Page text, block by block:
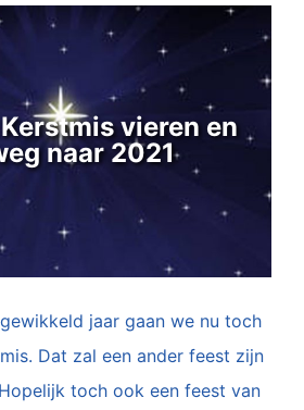
vieren en
naar 2021
jaar gaan we nu toch
Dat zal een ander feest zijn
toch ook een feest van